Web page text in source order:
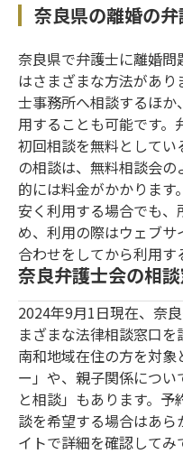
奈良県の離婚の
奈良県で弁護士に離婚
はさまざまな方法があ
士事務所へ相談するほ
用することも可能です。
初回相談を無料としてい
の相談は、無料相談会
的には料金がかかります
安く利用する場合でも
め、利用の際はウェブ
合わせをしてから利用す
奈良弁護士会の相
2024年9月1日現在、奈
まざまな法律相談窓口
南和地域在住の方を対
ー」や、親子関係につ
と相談」もあります。
談を希望する場合はあ
イトで詳細を確認してみ